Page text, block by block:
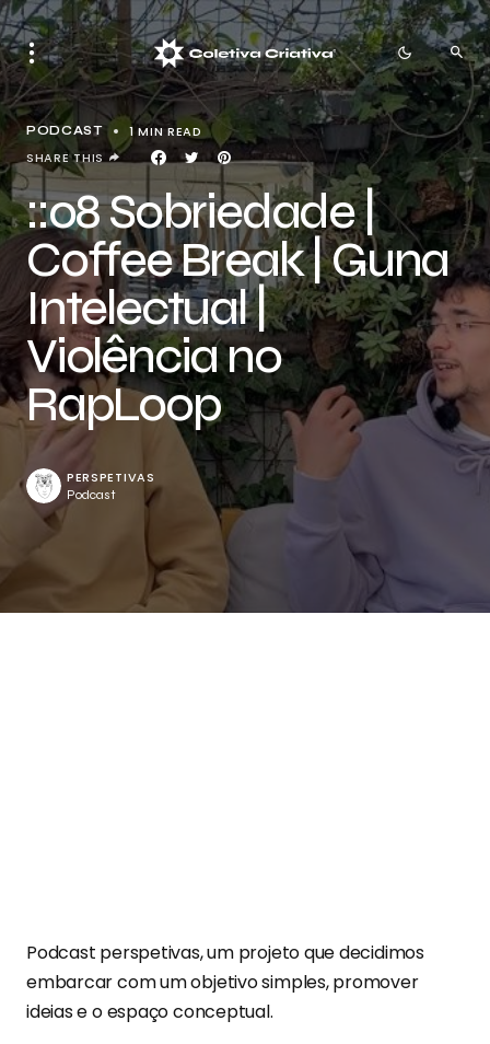
PODCAST
1 MIN READ
SHARE THIS
::08 Sobriedade |
Coffee Break | Guna
Intelectual |
Violência no
RapLoop
PERSPETIVAS
Podcast
Podcast perspetivas, um projeto que decidimos
embarcar com um objetivo simples, promover
ideias e o espaço conceptual.